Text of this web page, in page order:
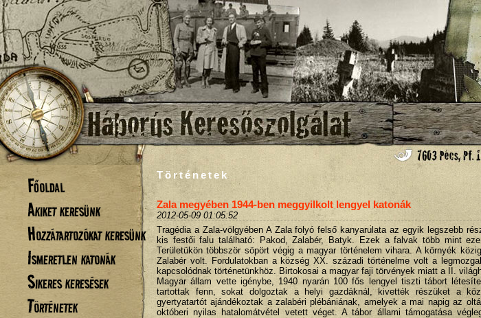
Főoldal
Akiket keresünk
Hozzátartozókat keresünk
Ismeretlen katonák
Sikeres keresések
Történetek
Történetek
Zala megyében 1944-ben meggyilkolt lengyel katonák
2012-05-09 01:05:52
Tragédia a Zala-völgyében A Zala folyó felső kanyarulata az egyik legszebb
kis festői falu található: Pakod, Zalabér, Batyk. Ezek a falvak több mint
Területükön többször söpört végig a magyar történelem vihara. A környék
Zalabér volt. Fordulatokban a község XX. századi történelme volt a
kapcsolódnak történetünkhöz. Birtokosai a magyar faji törvények miatt a II.
Magyar állam vette igénybe, 1940 nyarán 100 fős lengyel tiszti tábort
tartottak fenn, sokat dolgoztak a helyi gazdáknál, kivették részüket a
gyertyatartót ajándékoztak a zalabéri plébániának, amelyek a mai napig az
októberi nyilas hatalomátvétel vetett véget. A tábor állami támogatása